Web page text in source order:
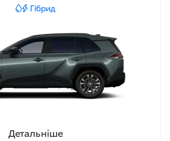
Гібрид
Детальніше